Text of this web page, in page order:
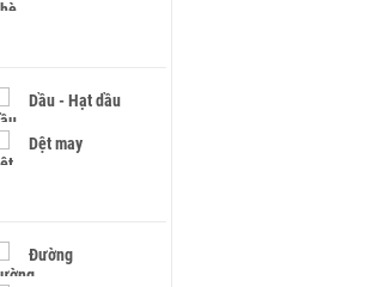
Dầu - Hạt dầu
Dệt may
Đường